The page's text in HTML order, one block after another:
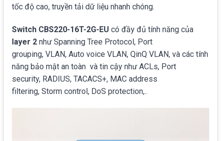
tốc độ cao, truyền tải dữ liệu nhanh chóng.
Switch CBS220-16T-2G-EU có đầy đủ tính năng của
layer 2 như Spanning Tree Protocol, Port
grouping, VLAN, Auto voice VLAN, QinQ VLAN, và các tính
năng bảo mật an toàn và tin cậy như ACLs, Port
security, RADIUS, TACACS+, MAC address
filtering, Storm control, DoS protection,..